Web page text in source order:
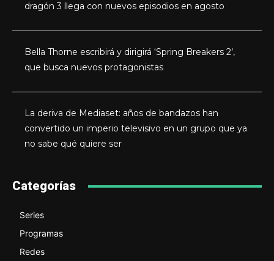
dragón 3 llega con nuevos episodios en agosto
Bella Thorne escribirá y dirigirá ‘Spring Breakers 2’,
que busca nuevos protagonistas
La deriva de Mediaset: años de bandazos han
convertido un imperio televisivo en un grupo que ya
no sabe qué quiere ser
Categorías
Series
Programas
Redes